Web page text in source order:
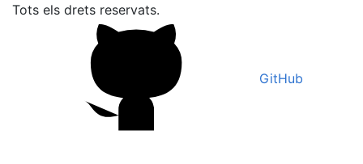
Tots els drets reservats.
GitHub